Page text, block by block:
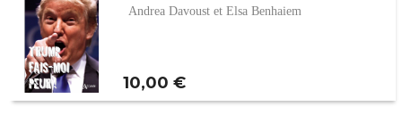
Andrea Davoust et Elsa Benhaiem
Prix
10,00 €